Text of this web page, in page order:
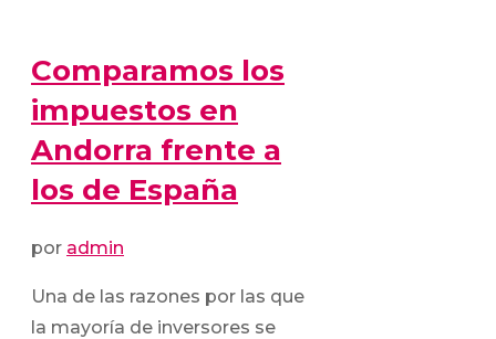
Comparamos los
impuestos en
Andorra frente a
los de España
por admin
Una de las razones por las que
la mayoría de inversores se